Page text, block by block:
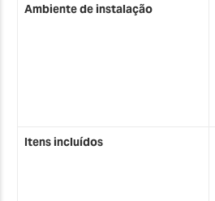
Ambiente de instalação
Itens incluídos